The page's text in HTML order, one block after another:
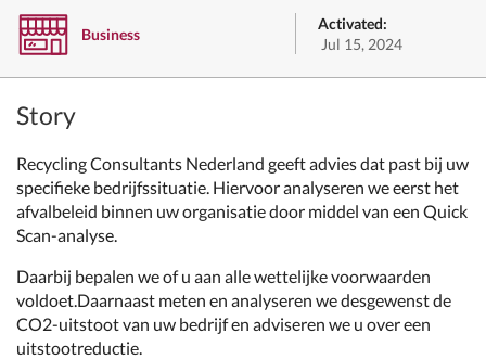
Business
Activated:
Jul 15, 2024
Story
Recycling Consultants Nederland geeft advies dat past bij uw
specifieke bedrijfssituatie. Hiervoor analyseren we eerst het
afvalbeleid binnen uw organisatie door middel van een Quick
Scan-analyse.
Daarbij bepalen we of u aan alle wettelijke voorwaarden
voldoet.Daarnaast meten en analyseren we desgewenst de
CO2-uitstoot van uw bedrijf en adviseren we u over een
uitstootreductie.